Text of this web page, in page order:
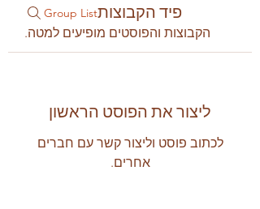
פיד הקבוצותGroup List
הקבוצות והפוסטים מופיעים למטה.
ליצור את הפוסט הראשון
לכתוב פוסט וליצור קשר עם חברים
אחרים.